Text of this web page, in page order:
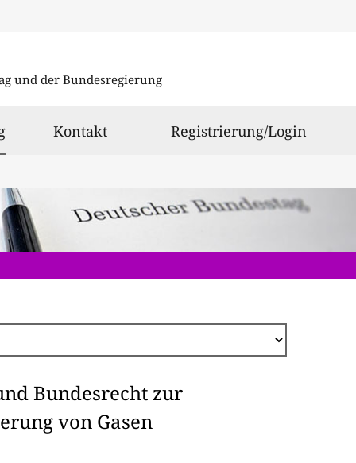
und der Bundesregierung
ausgewählt
Kontakt Registrierung/Login
Bundesrecht zur
von Gasen